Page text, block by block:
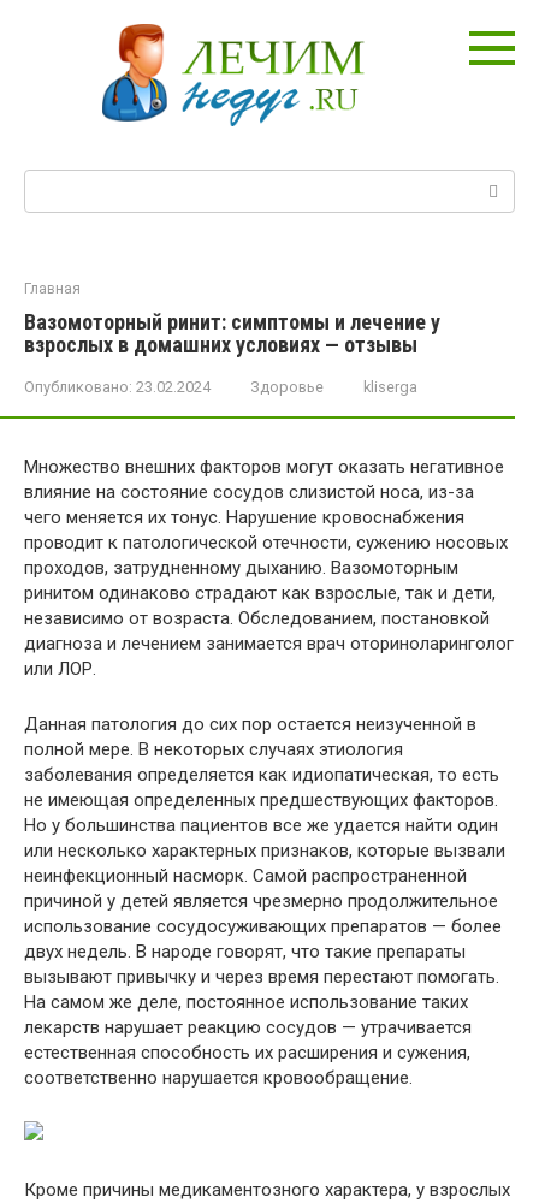
Главная
Вазомоторный ринит: симптомы и лечение у
взрослых в домашних условиях — отзывы
Опубликовано: 23.02.2024 Здоровье kliserga
Множество внешних факторов могут оказать негативное
влияние на состояние сосудов слизистой носа, из-за
чего меняется их тонус. Нарушение кровоснабжения
проводит к патологической отечности, сужению носовых
проходов, затрудненному дыханию. Вазомоторным
ринитом одинаково страдают как взрослые, так и дети,
независимо от возраста. Обследованием, постановкой
диагноза и лечением занимается врач оториноларинголог
или ЛОР.
Данная патология до сих пор остается неизученной в
полной мере. В некоторых случаях этиология
заболевания определяется как идиопатическая, то есть
не имеющая определенных предшествующих факторов.
Но у большинства пациентов все же удается найти один
или несколько характерных признаков, которые вызвали
неинфекционный насморк. Самой распространенной
причиной у детей является чрезмерно продолжительное
использование сосудосуживающих препаратов — более
двух недель. В народе говорят, что такие препараты
вызывают привычку и через время перестают помогать.
На самом же деле, постоянное использование таких
лекарств нарушает реакцию сосудов — утрачивается
естественная способность их расширения и сужения,
соответственно нарушается кровообращение.
Кроме причины медикаментозного характера, у взрослых